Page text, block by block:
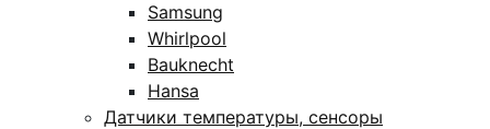
Samsung
Whirlpool
Bauknecht
Hansa
Датчики температуры, сенсоры